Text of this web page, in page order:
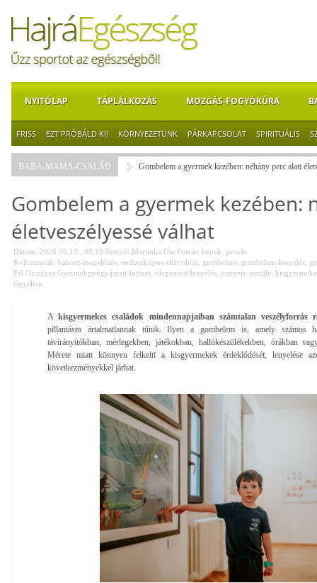
NYITÓLAP TÁPLÁLKOZÁS MOZGÁS-FOGYÓKÚRA
FRISS EZT PRÓBÁLD KI! KÖRNYEZETÜNK PÁRKAPCSOLAT SPIRITUÁLIS
BABA-MAMA-CSALÁD Gombelem a gyermek kezében: néhány perc alatt
Gombelem a gyermek kezében:
életveszélyessé válhat
Dátum: 2026.06.13., 08:19 Szerző: Martinka Dia Forrás: képek: pexels
Kulcsszavak: baleset-megelőzés endoszkópos eltávolítás gombelem gombelem-lenyelés
Pál Országos Gyermekgyógyászati Intézet idegentest-lenyelés intenzív osztály
figyelem
Akisgyermekes családok mindennapjaiban számtalan veszélyforrás
pillantásra ártalmatlannak tűnik. Ilyen a gombelem is, amely számos
távirányítókban, mérlegekben, játékokban, hallókészülékekben, órákban
Mérete miatt könnyen felkelti a kisgyermekek érdeklődését, lenyelése
következményekkel járhat.